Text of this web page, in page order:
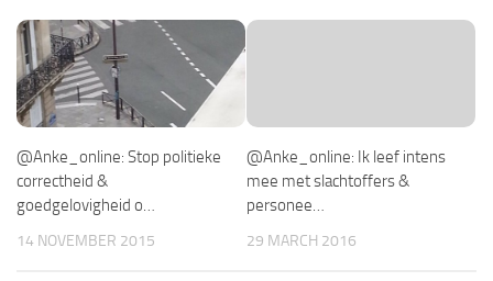
@Anke_online: Stop politieke
correctheid &
goedgelovigheid o…
14 NOVEMBER 2015
@Anke_online: Ik leef intens
mee met slachtoffers &
personee…
29 MARCH 2016